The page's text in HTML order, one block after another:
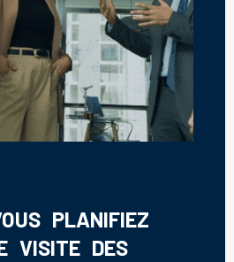
PLANIFIEZ
VISITE DES